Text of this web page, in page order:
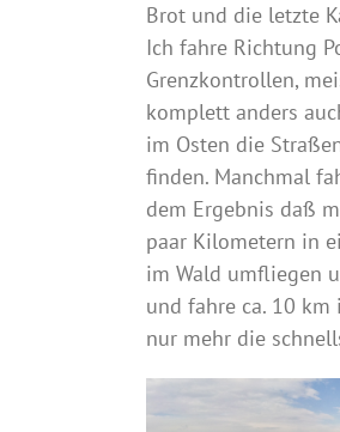
Brot und die letzte
Ich fahre Richtung
Grenzkontrollen,
komplett anders
im Osten die
finden. Manchmal
dem Ergebnis daß
paar Kilometern in
im Wald umfliegen
und fahre ca. 10
nur mehr die